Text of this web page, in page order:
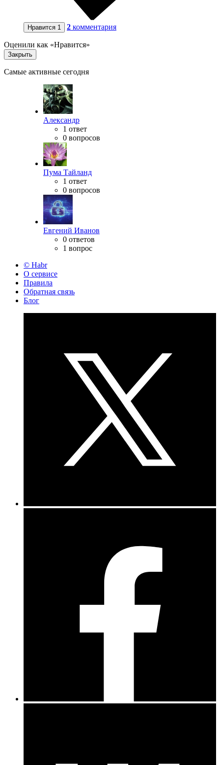
Нравится 1 2 комментария
Оценили как «Нравится»
Закрыть
Самые активные сегодня
Александр
1 ответ
0 вопросов
Пума Тайланд
1 ответ
0 вопросов
Евгений Иванов
0 ответов
1 вопрос
© Habr
О сервисе
Правила
Обратная связь
Блог